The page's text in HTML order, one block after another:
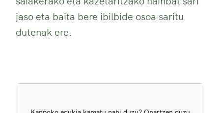
jaso eta baita bere ibilbide osoa saritu
dutenak ere.